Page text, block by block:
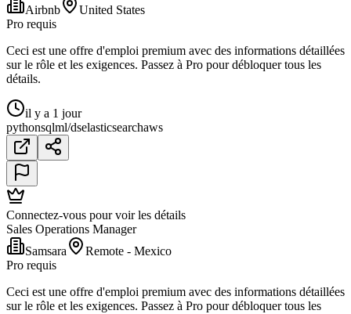
Airbnb
United States
Pro requis
Ceci est une offre d'emploi premium avec des informations détaillées
sur le rôle et les exigences. Passez à Pro pour débloquer tous les
détails.
il y a 1 jour
pythonsqlml/dselasticsearchaws
Connectez-vous pour voir les détails
Sales Operations Manager
Samsara
Remote - Mexico
Pro requis
Ceci est une offre d'emploi premium avec des informations détaillées
sur le rôle et les exigences. Passez à Pro pour débloquer tous les